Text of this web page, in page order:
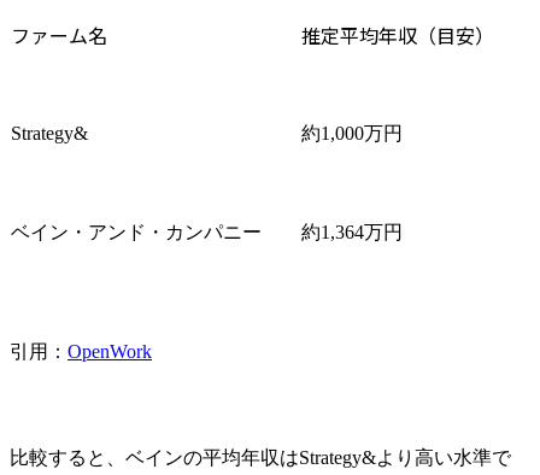
ファーム名 推定平均年収（目安）
Strategy& 約1,000万円
ベイン・アンド・カンパニー 約1,364万円
引用： OpenWork
比較すると、ベインの平均年収はStrategy&より高い水準で